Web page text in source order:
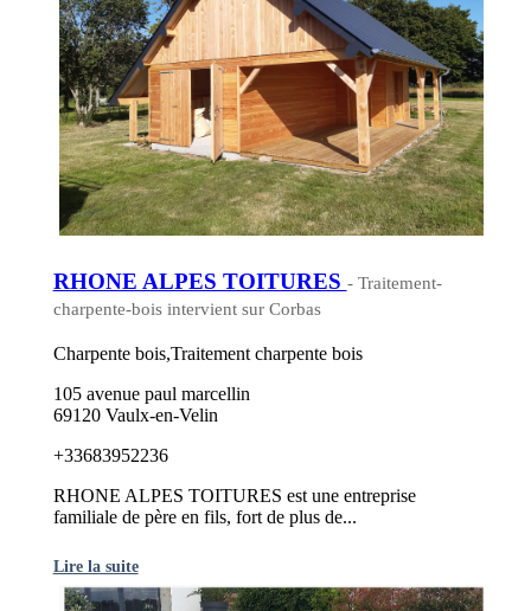
RHONE ALPES TOITURES - Traitement-
charpente-bois intervient sur Corbas
Charpente bois,Traitement charpente bois
105 avenue paul marcellin
69120 Vaulx-en-Velin
+33683952236
RHONE ALPES TOITURES est une entreprise
familiale de père en fils, fort de plus de...
Lire la suite